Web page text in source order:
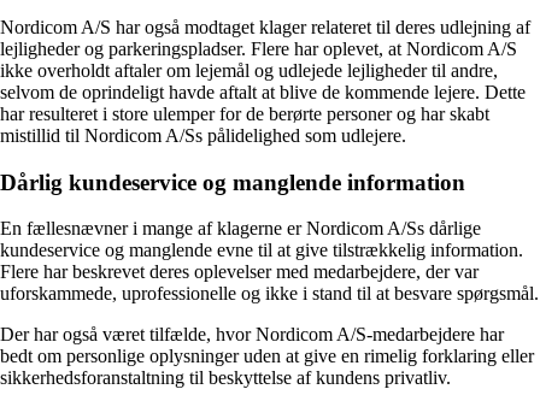
Nordicom A/S har også modtaget klager relateret til deres udlejning af
lejligheder og parkeringspladser. Flere har oplevet, at Nordicom A/S
ikke overholdt aftaler om lejemål og udlejede lejligheder til andre,
selvom de oprindeligt havde aftalt at blive de kommende lejere. Dette
har resulteret i store ulemper for de berørte personer og har skabt
mistillid til Nordicom A/Ss pålidelighed som udlejere.
Dårlig kundeservice og manglende information
En fællesnævner i mange af klagerne er Nordicom A/Ss dårlige
kundeservice og manglende evne til at give tilstrækkelig information.
Flere har beskrevet deres oplevelser med medarbejdere, der var
uforskammede, uprofessionelle og ikke i stand til at besvare spørgsmål.
Der har også været tilfælde, hvor Nordicom A/S-medarbejdere har
bedt om personlige oplysninger uden at give en rimelig forklaring eller
sikkerhedsforanstaltning til beskyttelse af kundens privatliv.